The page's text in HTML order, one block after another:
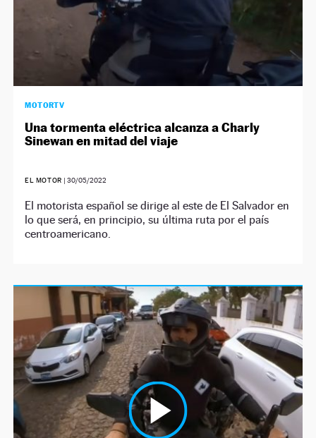
MOTORTV
Una tormenta eléctrica alcanza a Charly
Sinewan en mitad del viaje
EL MOTOR | 30/05/2022
El motorista español se dirige al este de El Salvador en
lo que será, en principio, su última ruta por el país
centroamericano.